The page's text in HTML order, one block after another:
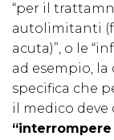
“per il
autolimitanti
acuta)”, o le
ad esempio, la
specifica che
il medico